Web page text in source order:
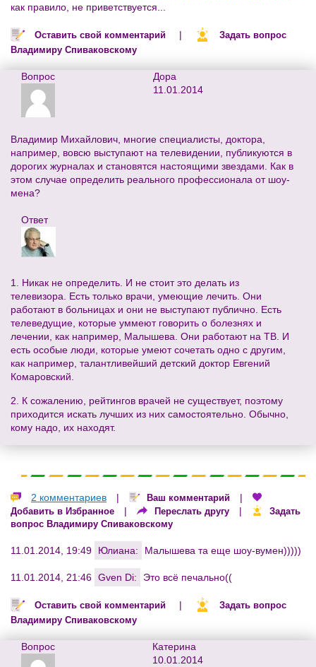
как правило, не приветствуется...
Оставить свой комментарий |
Задать вопрос
Владимиру Спиваковскому
Вопрос
Дора
11.01.2014
Владимир Михайлович, многие специалисты, доктора,
например, вовсю выступают на телевидении, публикуются в
дорогих журналах и становятся настоящими звездами. Как в
этом случае определить реального профессионала от шоу-
мена?
Ответ
1. Никак не определить. И не стоит это делать из
телевизора. Есть только врачи, умеющие лечить. Они
работают в больницах и они не выступают публично. Есть
телеведущие, которые уммеют говорить о болезнях и
лечении, как например, Малышева. Они работают на ТВ. И
есть особые люди, которые умеют сочетать одно с другим,
как например, талантливейший детский доктор Евгений
Комаровский.
2. К сожалению, рейтингов врачей не существует, поэтому
приходится искать лучших из них самостоятельно. Обычно,
кому надо, их находят.
2 комментариев | Ваш комментарий |
Добавить в Избранное | Переслать другу |
Задать
вопрос Владимиру Спиваковскому
11.01.2014, 19:49 Юлиана: Малышева та еще шоу-вумен)))))
11.01.2014, 21:46 Gven Di: Это всё печально((
Оставить свой комментарий |
Задать вопрос
Владимиру Спиваковскому
Вопрос
Катерина
10.01.2014